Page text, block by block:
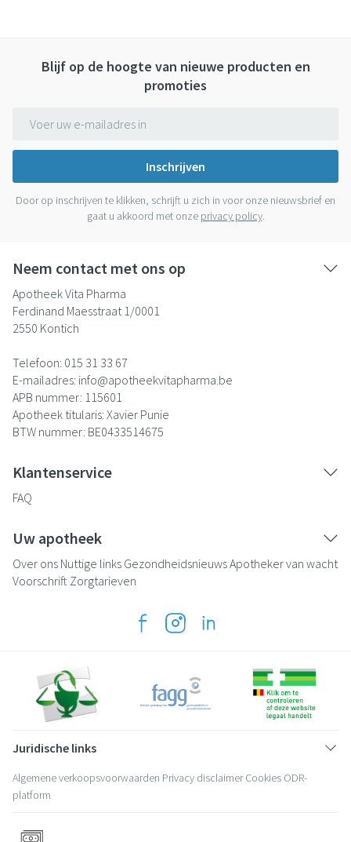
Blijf op de hoogte van nieuwe producten en
promoties
Inschrijven
Door op inschrijven te klikken, schrijft u zich in voor onze nieuwsbrief en
gaat u akkoord met onze privacy policy.
Neem contact met ons op
Apotheek Vita Pharma
Ferdinand Maesstraat 1/0001
2550 Kontich
Telefoon: 015 31 33 67
E-mailadres: info@apotheekvitapharma.be
APB nummer: 115601
Apotheek titularis: Xavier Punie
BTW nummer: BE0433514675
Klantenservice
FAQ
Uw apotheek
Over ons Nuttige links GezondheidsnieuwsApotheker van wacht
Voorschrift Zorgtarieven
Juridische links
Algemene verkoopsvoorwaarden Privacy disclaimer Cookies ODR-
platform